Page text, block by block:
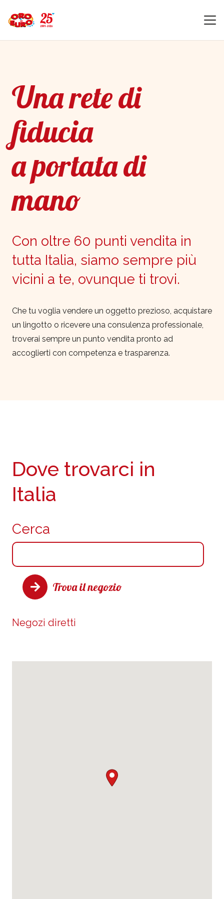
Una rete di
fiducia
a portata di
mano
Con oltre 60 punti vendita in
tutta Italia, siamo sempre più
vicini a te, ovunque ti trovi.
Che tu voglia vendere un oggetto prezioso, acquistare
un lingotto o ricevere una consulenza professionale,
troverai sempre un punto vendita pronto ad
accoglierti con competenza e trasparenza.
Cerca
Trova il negozio
Dove trovarci in
Italia
Negozi diretti